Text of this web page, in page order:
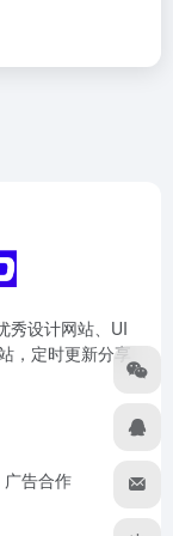
秀设计网站、UI
，定时更新分享
广告合作